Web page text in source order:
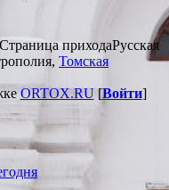
Страница приходаРусская
Томская
ORTOX.RU[Войти]